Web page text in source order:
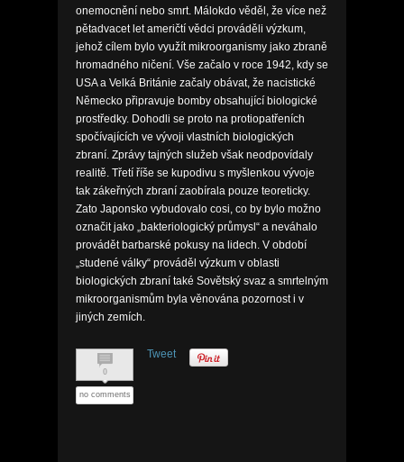
onemocnění nebo smrt. Málokdo věděl, že více než
pětadvacet let američtí vědci prováděli výzkum,
jehož cílem bylo využít mikroorganismy jako zbraně
hromadného ničení. Vše začalo v roce 1942, kdy se
USA a Velká Británie začaly obávat, že nacistické
Německo připravuje bomby obsahující biologické
prostředky. Dohodli se proto na protiopatřeních
spočívajících ve vývoji vlastních biologických
zbraní. Zprávy tajných služeb však neodpovídaly
realitě. Třetí říše se kupodivu s myšlenkou vývoje
tak zákeřných zbraní zaobírala pouze teoreticky.
Zato Japonsko vybudovalo cosi, co by bylo možno
označit jako „bakteriologický průmysl“ a neváhalo
provádět barbarské pokusy na lidech. V období
„studené války“ prováděl výzkum v oblasti
biologických zbraní také Sovětský svaz a smrtelným
mikroorganismům byla věnována pozornost i v
jiných zemích.
0
no comments
Tweet